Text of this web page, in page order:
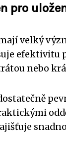
pro
velký
efektivitu
nebo